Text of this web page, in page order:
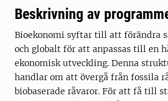
Beskrivning av
Bioekonomi syftar till att förändra
och globalt för att anpassas till en
ekonomisk utveckling. Denna
handlar om att övergå från fossila
biobaserade råvaror. För att få till